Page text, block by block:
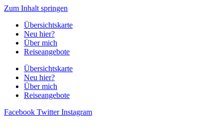
Zum Inhalt springen
Übersichtskarte
Neu hier?
Über mich
Reiseangebote
Übersichtskarte
Neu hier?
Über mich
Reiseangebote
Facebook Twitter Instagram